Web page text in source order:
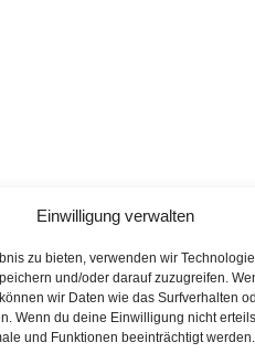
Einwilligung verwalten
zu bieten, verwenden wir
und/oder darauf zuzugreifen.
wir Daten wie das Surfverhalten
Wenn du deine Einwilligung nicht
und Funktionen beeinträchtigt werden.